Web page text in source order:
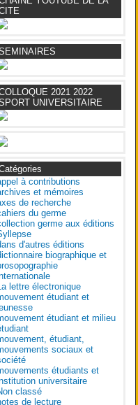
2021 2022
UNIVERSITAIRE
à contributions
et mémoires
de recherche
du germe
germe aux éditions
d'autres éditions
biographique et
lettre électronique
étudiant et
étudiant et milieu
étudiant,
sociaux et
étudiants et
universitaire
classé
de lecture